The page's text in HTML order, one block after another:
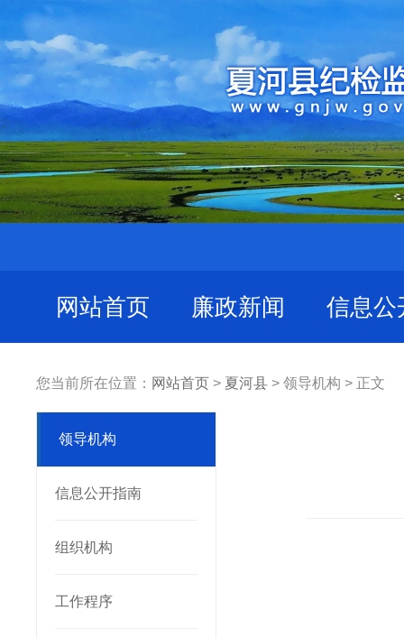
网站首页 廉政新闻 信息公
您当前所在位置： 网站首页 > 夏河县 > 领导机构 > 正文
领导机构
信息公开指南
组织机构
工作程序